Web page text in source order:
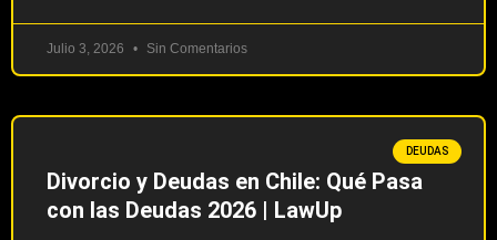
Julio 3, 2026 Sin Comentarios
DEUDAS
Divorcio y Deudas en Chile: Qué Pasa
con las Deudas 2026 | LawUp